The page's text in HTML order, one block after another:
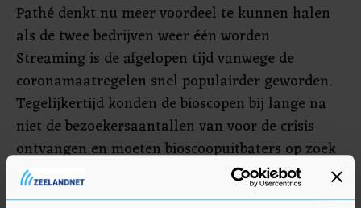
Pathé denkt nu meer voordeel te kunnen halen
als de twee bedrijven weer één worden.
Streaming is de afgelopen tijd vanwege de
coronamaatregelen snel populairder geworden.
Tegelijkertijd konden de bioscopen bij lange na
niet de bezoekersaantallen van voor de crisis
ontvangen en moeten bioscoopuitbaters op zoek
naar andere manieren om filmliefhebbers te
bereiken.